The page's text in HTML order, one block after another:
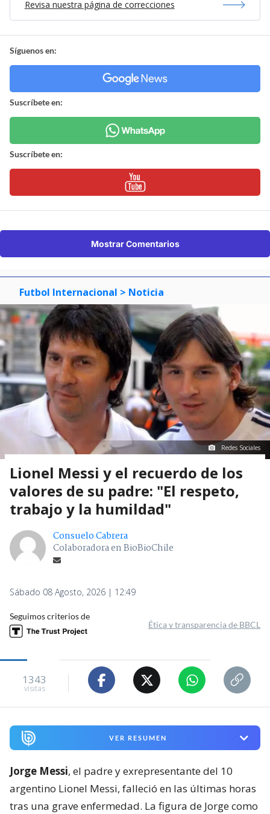
Revisa nuestra página de correcciones
Síguenos en:
Suscríbete en:
Suscríbete en:
Mostrar Comentarios
Futbol Internacional > Noticia
Redes Sociales
Lionel Messi y el recuerdo de los
valores de su padre: "El respeto,
trabajo y la humildad"
Consuelo Cabrera
Colaboradora en BioBioChile
Sábado 08 Agosto, 2026 | 12:49
Seguimos criterios de
Ética y transparencia de BBCL
1343
visitas
VER RESUMEN
Jorge Messi, el padre y exrepresentante del 10
argentino Lionel Messi, falleció en las últimas horas
tras una grave enfermedad. La figura de Jorge como